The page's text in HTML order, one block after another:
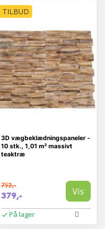
TILBUD
3D vægbeklædningspaneler -
10 stk., 1,01 m² massivt
teaktræ
752,-
379,- Vis
På lager